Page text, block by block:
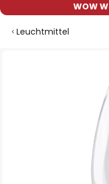
WOW
Leuchtmittel